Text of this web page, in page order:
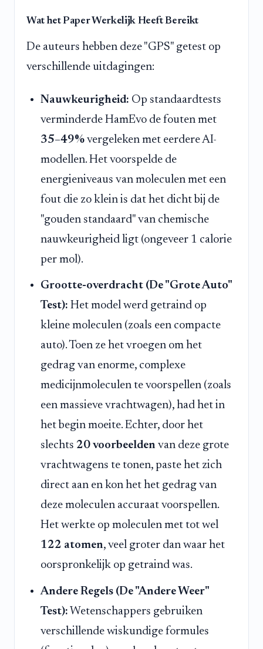
Wat het Paper Werkelijk Heeft Bereikt
De auteurs hebben deze "GPS" getest op
verschillende uitdagingen:
Nauwkeurigheid: Op standaardtests
verminderde HamEvo de fouten met
35–49% vergeleken met eerdere AI-
modellen. Het voorspelde de
energieniveaus van moleculen met een
fout die zo klein is dat het dicht bij de
"gouden standaard" van chemische
nauwkeurigheid ligt (ongeveer 1 calorie
per mol).
Grootte-overdracht (De "Grote Auto"
Test): Het model werd getraind op
kleine moleculen (zoals een compacte
auto). Toen ze het vroegen om het
gedrag van enorme, complexe
medicijnmoleculen te voorspellen (zoals
een massieve vrachtwagen), had het in
het begin moeite. Echter, door het
slechts 20 voorbeelden van deze grote
vrachtwagens te tonen, paste het zich
direct aan en kon het het gedrag van
deze moleculen accuraat voorspellen.
Het werkte op moleculen met tot wel
122 atomen, veel groter dan waar het
oorspronkelijk op getraind was.
Andere Regels (De "Andere Weer"
Test): Wetenschappers gebruiken
verschillende wiskundige formules